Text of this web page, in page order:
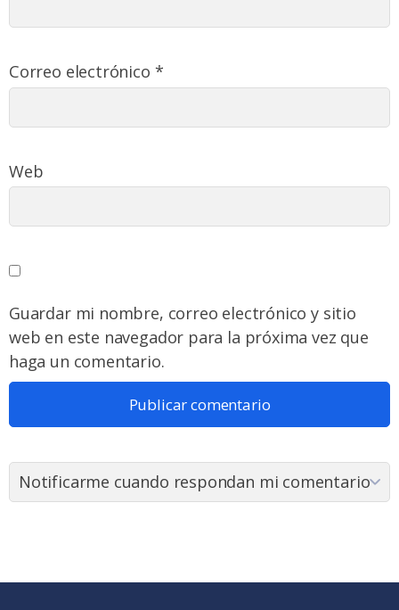
Correo electrónico *
Web
Guardar mi nombre, correo electrónico y sitio
web en este navegador para la próxima vez que
haga un comentario.